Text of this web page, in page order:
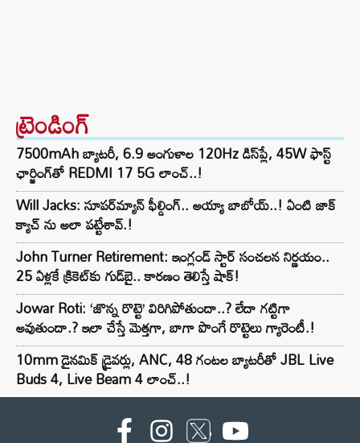
ట్రెండింగ్‌
7500mAh బ్యాటరీ, 6.9 అంగుళాల 120Hz డిస్‌ప్లే, 45W ఫాస్ట్
ఛార్జింగ్‌తో REDMI 17 5G లాంచ్..!
Will Jacks: సూపర్‌మ్యాన్ ఫీల్డింగ్.. అయ్యా బాబోయ్..! ఏంటి జాక్
క్యాచ్ ను అలా పట్టేశావ్.!
John Turner Retirement: ఇంగ్లండ్ స్టార్ సంచలన నిర్ణయం..
25 ఏళ్లకే క్రికెట్‌కు గుడ్‌బై.. కారణం తెలిస్తే షాక్!
Jowar Roti: ‘జొన్న రొట్టె’ విరిగిపోతుందా..? లేదా గట్టిగా
అవుతుందా.? ఇలా చేస్తే మెత్తగా, బాగా పొంగే రొట్టెలు గ్యారెంటీ.!
10mm డైనమిక్ డ్రైవర్లు, ANC, 48 గంటల బ్యాటరీతో JBL Live
Buds 4, Live Beam 4 లాంచ్..!